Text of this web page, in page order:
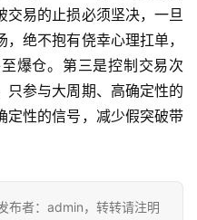
交易的止损必须坚决，一旦
绝不抱有侥幸心理扛单，
爆仓。第三是控制交易次
只参与大周期、高确定性的
定性的信号，减少假突破带
布者：admin，转转请注明